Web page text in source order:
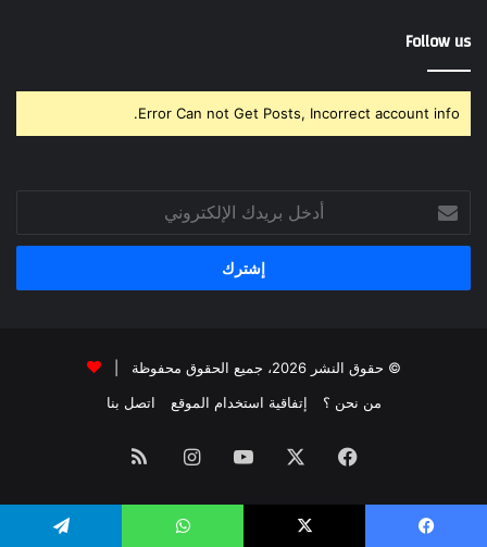
Follow us
Error Can not Get Posts, Incorrect account info.
بريدك
الإلكتروني
© حقوق النشر 2026، جميع الحقوق محفوظة |
من نحن ؟
إتفاقية استخدام الموقع اتصل بنا
فيسبوك ‫YouTubeانستقرامملخص
الموقع